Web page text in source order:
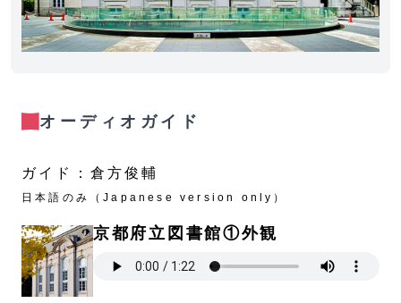
オーディオガイド
ガイド：倉方俊輔
日本語のみ（Japanese version only）
京都府立図書館①外観